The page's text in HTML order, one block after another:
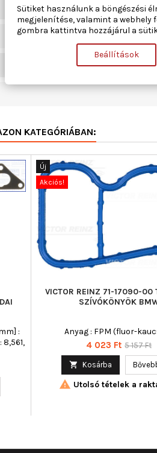
KATEGÓRIÁBAN:
:
Új
Akciós!
VICTOR REINZ 71-17090-00
SZÍVÓKÖNYÖK
Anyag : FPM (fluor-
Ár
4 023 Ft Normál
5 157 Ft
 Kosárba
 Utolsó tételek a
Sütiket használunk a böngészési
megjelenítése, valamint a webhely
gombra kattintva hozzájárul a
Beállítások